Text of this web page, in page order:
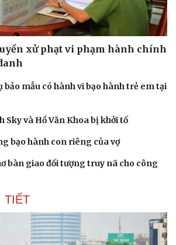
xử phạt vi phạm hành chính
bảo mẫu có hành vi bạo hành trẻ em tại
Sky và Hồ Văn Khoa bị khởi tố
bạo hành con riêng của vợ
bàn giao đối tượng truy nã cho công
TIẾT